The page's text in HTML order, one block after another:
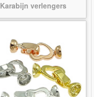
Karabijn verlengers